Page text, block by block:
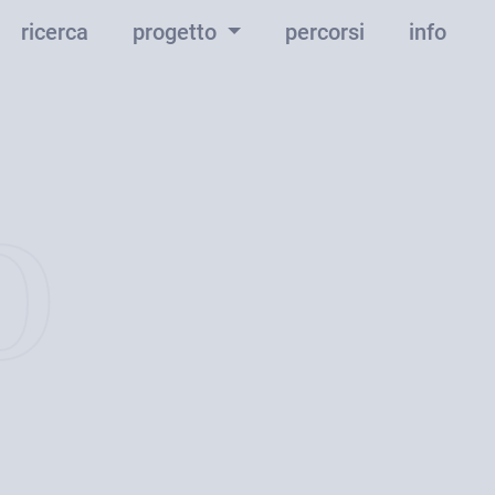
ricerca progetto percorsi info